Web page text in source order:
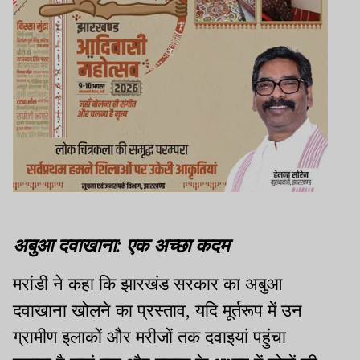
अबुआ दवाखाना: एक अच्छा कदम
मरांडी ने कहा कि झारखंड सरकार का अबुआ
दवाखाना खोलने का प्रस्ताव, यदि मूर्तरूप में उन
ग्रामीण इलाकों और मरीजों तक दवाइयां पहुंचा